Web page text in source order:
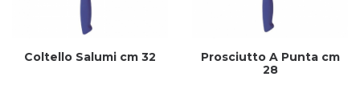
Coltello Salumi cm 32
Prosciutto A Punta cm
28